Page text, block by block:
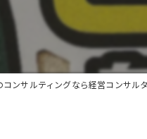
コンサルティングなら経営コンサル